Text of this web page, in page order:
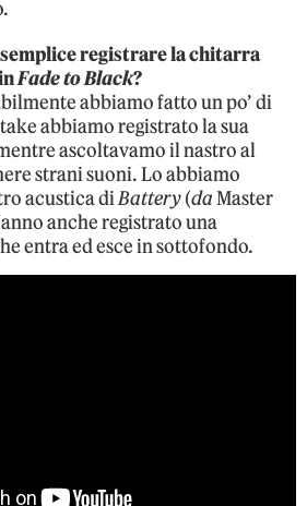
registrare la chitarra
Fade to Black?
abbiamo fatto un po’ di
abbiamo registrato la sua
ascoltavamo il nastro al
strani suoni. Lo abbiamo
acustica diBattery(daMaster
anche registrato una
entra ed esce in sottofondo.